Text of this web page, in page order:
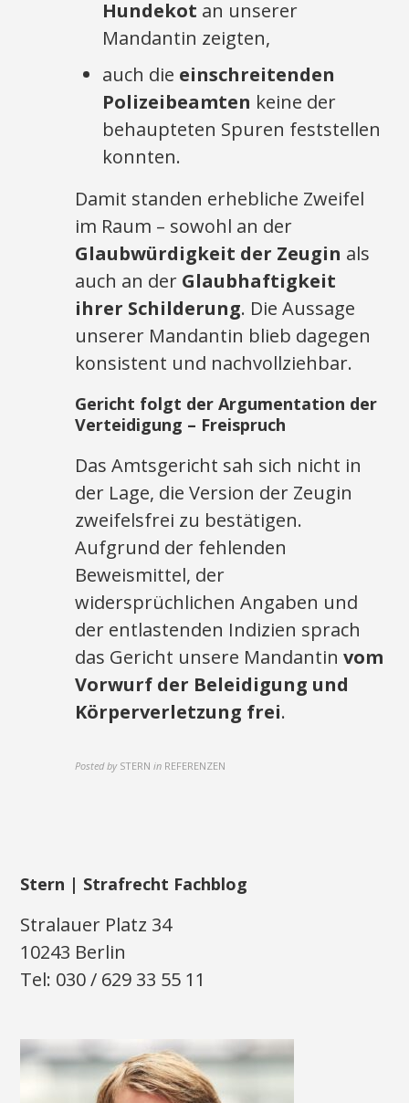
Hundekot an unserer
Mandantin zeigten,
auch die einschreitenden
Polizeibeamten keine der
behaupteten Spuren feststellen
konnten.
Damit standen erhebliche Zweifel
im Raum – sowohl an der
Glaubwürdigkeit der Zeugin als
auch an der Glaubhaftigkeit
ihrer Schilderung. Die Aussage
unserer Mandantin blieb dagegen
konsistent und nachvollziehbar.
Gericht folgt der Argumentation der
Verteidigung – Freispruch
Das Amtsgericht sah sich nicht in
der Lage, die Version der Zeugin
zweifelsfrei zu bestätigen.
Aufgrund der fehlenden
Beweismittel, der
widersprüchlichen Angaben und
der entlastenden Indizien sprach
das Gericht unsere Mandantinvom
Vorwurf der Beleidigung und
Körperverletzung frei.
Posted by STERN in REFERENZEN
Stern | Strafrecht Fachblog
Stralauer Platz 34
10243 Berlin
Tel: 030 / 629 33 55 11